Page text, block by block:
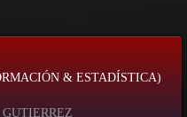
& ESTADÍSTICA)